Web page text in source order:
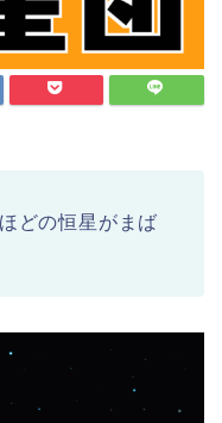
どの恒星がまば